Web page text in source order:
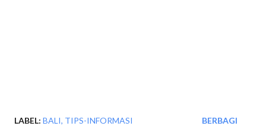
LABEL: BALI TIPS-INFORMASI BERBAGI